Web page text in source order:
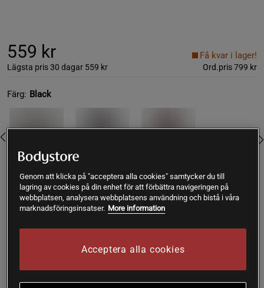
559 kr
Lägsta pris 30 dagar 559 kr Ord.pris799 kr
Få kvar i lager!
Färg: Black
S
Genom att klicka på "acceptera alla cookies" samtycker du till
lagring av cookies på din enhet för att förbättra navigeringen på
webbplatsen, analysera webbplatsens användning och bistå i våra
marknadsföringsinsatser. More information
Acceptera alla cookies